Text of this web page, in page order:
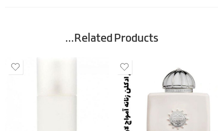
Related Products…